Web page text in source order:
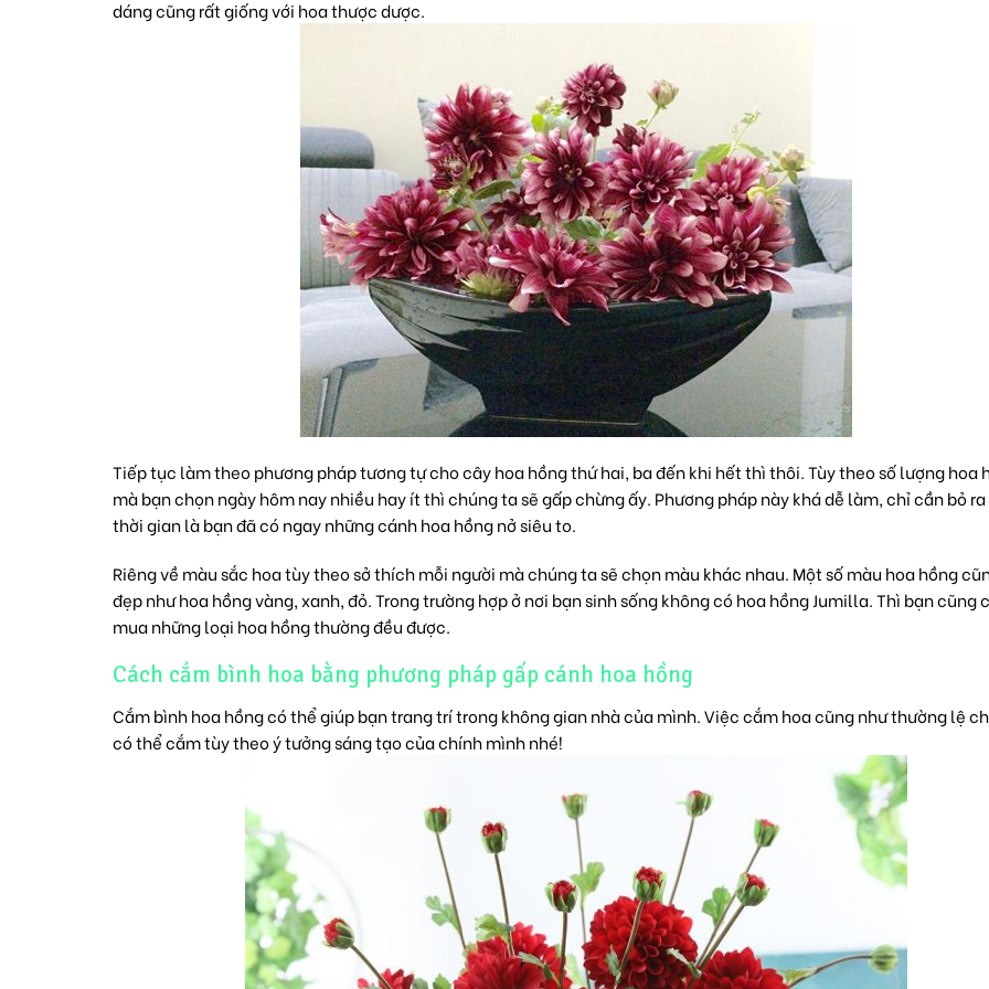
dáng cũng rất giống với hoa thược dược.
Tiếp tục làm theo phương pháp tương tự cho cây hoa hồng thứ hai, ba đến khi hết thì thôi. Tùy theo số lượng hoa
mà bạn chọn ngày hôm nay nhiều hay ít thì chúng ta sẽ gấp chừng ấy. Phương pháp này khá dễ làm, chỉ cần bỏ
thời gian là bạn đã có ngay những cánh hoa hồng nở siêu to.
Riêng về màu sắc hoa tùy theo sở thích mỗi người mà chúng ta sẽ chọn màu khác nhau. Một số màu hoa hồng
đẹp nhưhoa hồng vàng, xanh, đỏ. Trong trường hợp ở nơi bạn sinh sống không có hoa hồng Jumilla. Thì bạn cũng
mua những loại hoa hồng thường đều được.
Cách cắm bình hoa bằng phương pháp gấp cánh hoa hồng
Cắm bình hoa hồng có thể giúp bạn trang trí trong không gian nhà của mình. Việc cắm hoa cũng như thường lệ
có thể cắm tùy theo ý tưởng sáng tạo của chính mình nhé!